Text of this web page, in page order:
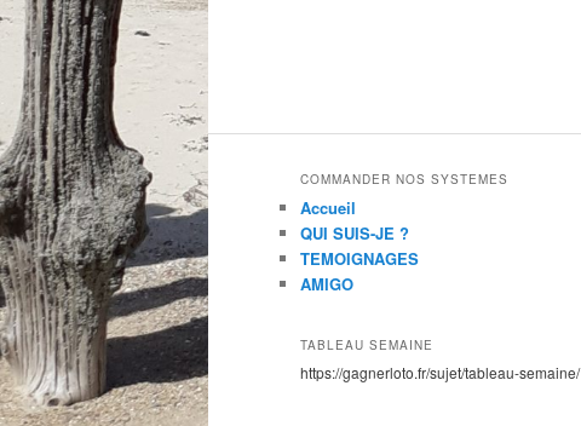
COMMANDER NOS SYSTEMES
Accueil
QUI SUIS-JE ?
TEMOIGNAGES
AMIGO
TABLEAU SEMAINE
https://gagnerloto.fr/sujet/tableau-semaine/